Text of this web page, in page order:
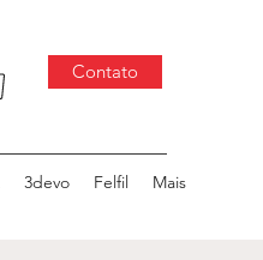
Contato
3devo Felfil Mais